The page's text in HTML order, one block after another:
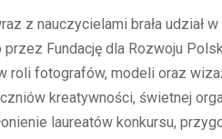
z nauczycielami brała udział
Fundację dla Rozwoju
roli fotografów, modeli oraz
kreatywności, świetnej
laureatów konkursu,